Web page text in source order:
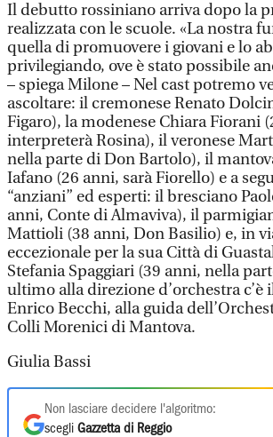
Il debutto rossiniano arriva dopo la
realizzata con le scuole. «La nostra
quella di promuovere i giovani e lo
privilegiando, ove è stato possibile
– spiega Milone – Nel cast potremo
ascoltare: il cremonese Renato
Figaro), la modenese Chiara Fiorani
interpreterà Rosina), il veronese
nella parte di Don Bartolo), il
Iafano (26 anni, sarà Fiorello) e a
“anziani” ed esperti: il bresciano
anni, Conte di Almaviva), il
Mattioli (38 anni, Don Basilio) e, in
eccezionale per la sua Città di
Stefania Spaggiari (39 anni, nella
ultimo alla direzione d’orchestra c’è
Enrico Becchi, alla guida
Colli Morenici di Mantova.
Giulia Bassi
Non lasciare decidere l'algoritmo:
scegli Gazzetta di Reggio